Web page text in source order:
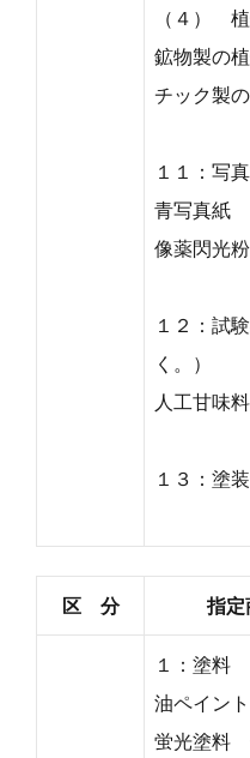
（４）
鉱物製の
チック製
１１：写
青写真
像薬閃光
１２：試
く。）
人工甘味
１３：塗
区 分 指定
１：塗料
油ペイ
蛍光塗料